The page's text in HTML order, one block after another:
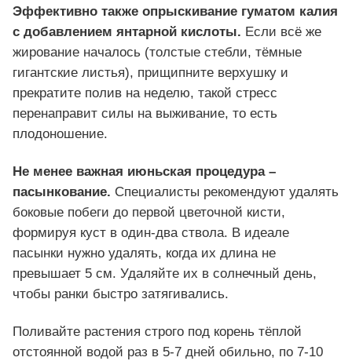
Эффективно также опрыскивание гуматом калия
с добавлением янтарной кислоты. Если всё же
жирование началось (толстые стебли, тёмные
гигантские листья), прищипните верхушку и
прекратите полив на неделю, такой стресс
перенаправит силы на выживание, то есть
плодоношение.
Не менее важная июньская процедура –
пасынкование. Специалисты рекомендуют удалять
боковые побеги до первой цветочной кисти,
формируя куст в один-два ствола. В идеале
пасынки нужно удалять, когда их длина не
превышает 5 см. Удаляйте их в солнечный день,
чтобы ранки быстро затягивались.
Поливайте растения строго под корень тёплой
отстоянной водой раз в 5-7 дней обильно, по 7-10